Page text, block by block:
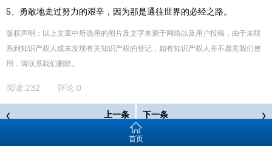
5、勇敢地走过努力的艰辛，因为那是通往世界的必经之路。
版权声明：以上文章中所选用的图片及文字来源于网络以及用户投稿，由于未联
系到知识产权人或未发现有关知识产权的登记，如有知识产权人并不愿意我们使
用，请联系我们删除。
阅读:232 评论:0
上一条 下一条
首页